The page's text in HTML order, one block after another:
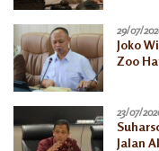
29/07/
Joko
Zoo
23/07/
Jalan